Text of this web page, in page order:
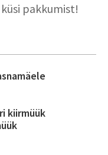
küsi pakkumist!
kiirmüük